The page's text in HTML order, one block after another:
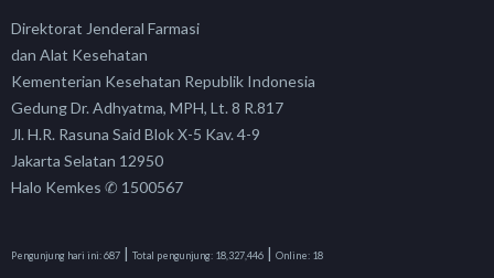
Direktorat Jenderal Farmasi
dan Alat Kesehatan
Kementerian Kesehatan Republik Indonesia
Gedung Dr. Adhyatma, MPH, Lt. 8 R.817
Jl. H.R. Rasuna Said Blok X-5 Kav. 4-9
Jakarta Selatan 12950
Halo Kemkes ✆ 1500567
Pengunjung hari ini:687 | Total pengunjung: 18,327,446 | Online: 18